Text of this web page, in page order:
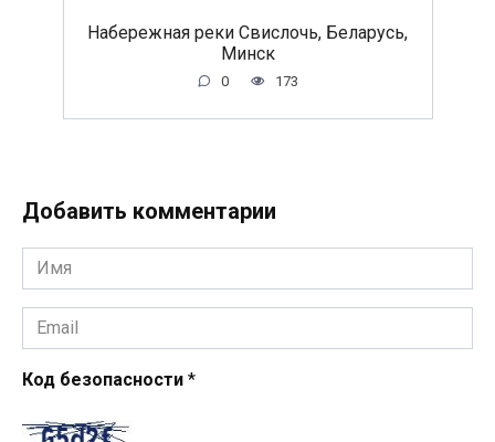
Набережная реки Свислочь, Беларусь,
Минск
0 173
Добавить комментарии
Имя
*
Email
*
Код безопасности *